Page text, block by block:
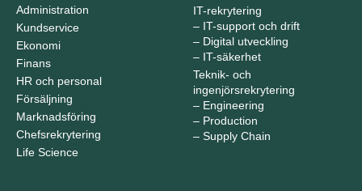
Administration
Kundservice
Ekonomi
Finans
HR och personal
Försäljning
Marknadsföring
Chefsrekrytering
Life Science
IT-rekrytering
– IT-support och drift
– Digital utveckling
– IT-säkerhet
Teknik- och
ingenjörsrekrytering
– Engineering
– Production
– Supply Chain